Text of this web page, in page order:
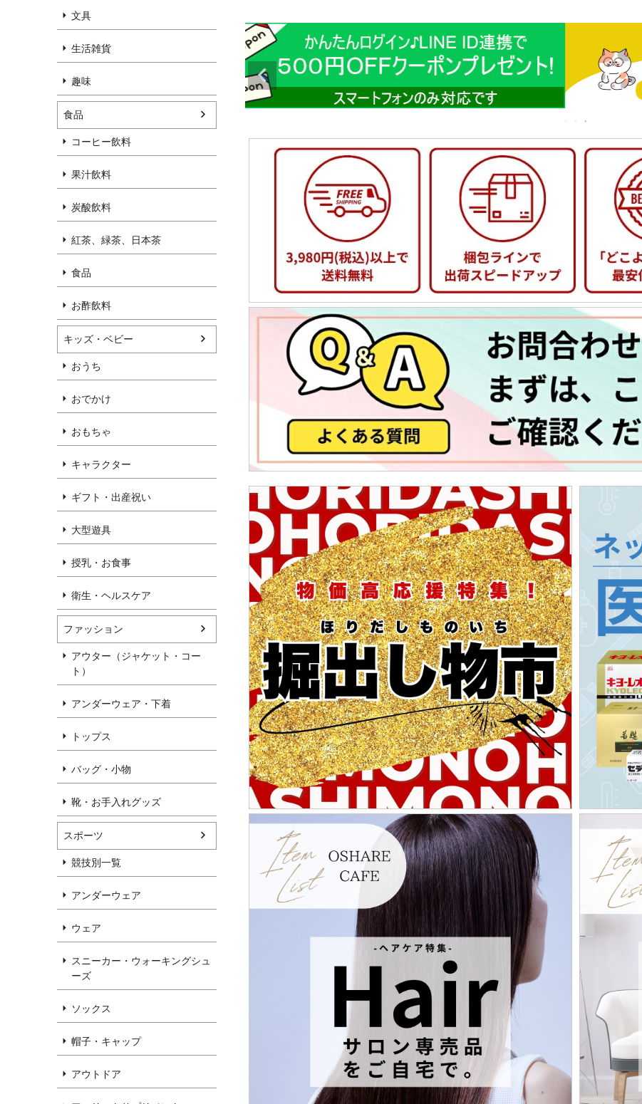
文具
生活雑貨
趣味
食品
コーヒー飲料
果汁飲料
炭酸飲料
紅茶、緑茶、日本茶
食品
お酢飲料
キッズ・ベビー
おうち
おでかけ
おもちゃ
キャラクター
ギフト・出産祝い
大型遊具
授乳・お食事
衛生・ヘルスケア
ファッション
アウター（ジャケット・コー
ト）
アンダーウェア・下着
トップス
バッグ・小物
靴・お手入れグッズ
スポーツ
競技別一覧
アンダーウェア
ウェア
スニーカー・ウォーキングシュ
ーズ
ソックス
帽子・キャップ
アウトドア